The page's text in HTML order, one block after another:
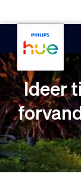
Ideer